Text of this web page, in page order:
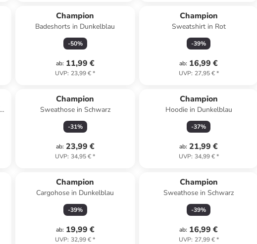
Champion
Badeshorts in Dunkelblau
-50%
ab: 11,99 €
UVP: 23,99 €*
Champion
Sweatshirt in Rot
-39%
ab: 16,99 €
UVP: 27,95 €*
Champion
Sweathose in Schwarz
-31%
ab: 23,99 €
UVP: 34,95 €*
Champion
Hoodie in Dunkelblau
-37%
ab: 21,99 €
UVP: 34,99 €*
Champion
Cargohose in Dunkelblau
-39%
ab: 19,99 €
UVP: 32,99 €*
Champion
Sweathose in Schwarz
-39%
ab: 16,99 €
UVP: 27,99 €*